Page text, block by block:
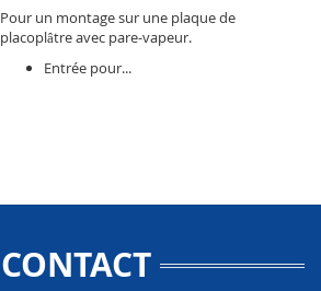
Pour un montage sur une plaque de
placoplâtre avec pare-vapeur.
Entrée pour...
CONTACT